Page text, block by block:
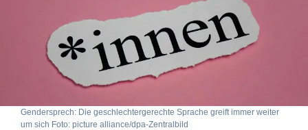
Gendersprech: Die geschlechtergerechte Sprache greift immer weiter
um sich Foto: picture alliance/dpa-Zentralbild